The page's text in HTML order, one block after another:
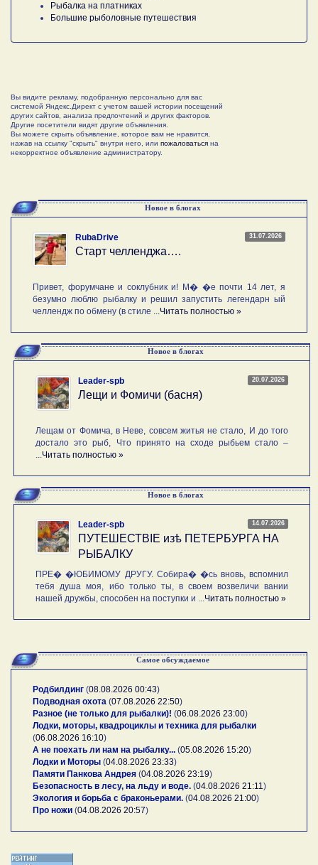
Рыбалка на платниках
Большие рыболовные путешествия
Вы видите рекламу, подобранную персонально для вас
системой Яндекс.Директ с учетом вашей истории посещений
других сайтов, анализа предпочтений и других факторов.
Другие посетители видят другие объявления.
Вы можете скрыть объявление, которое вам не нравится,
нажав на ссылку "скрыть" внутри него, или пожаловаться на
некорректное объявление администратору.
Новое в блогах
31.07.2026
RubaDrive
Старт челленджа….
Привет, форумчане и соклубник и! М� �е почти 14 лет, я
безумно люблю рыбалку и решил запустить легендарн ый
челлендж по обмену (в стиле ...Читать полностью »
Новое в блогах
20.07.2026
Leader-spb
Лещи и Фомичи (басня)
Лещам от Фомича, в Неве, совсем житья не стало, И до того
достало это рыб, Что принято на сходе рыбьем стало –
...Читать полностью »
Новое в блогах
14.07.2026
Leader-spb
ПУТЕШЕСТВIE изѣ ПЕТЕРБУРГА НА
РЫБАЛКУ
ПРЕ� �ЮБИМОМУ ДРУГУ. Собира� �сь вновь, вспомнил
тебя душа моя, ибо только ты, в своем возвеличи вании
нашей дружбы, способен на поступки и ...Читать полностью »
Самое обсуждаемое
Родбилдинг (08.08.2026 00:43)
Подводная охота (07.08.2026 22:50)
Разное (не только для рыбалки)! (06.08.2026 23:00)
Лодки, моторы, квадроциклы и техника для рыбалки
(06.08.2026 16:10)
А не поехать ли нам на рыбалку... (05.08.2026 15:20)
Лодки и Моторы (04.08.2026 23:33)
Памяти Панкова Андрея (04.08.2026 23:19)
Безопасность в лесу, на льду и воде. (04.08.2026 21:11)
Экология и борьба с браконьерами. (04.08.2026 21:00)
Про ножи (04.08.2026 20:57)